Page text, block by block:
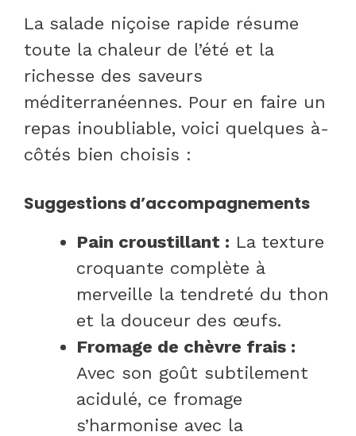
La salade niçoise rapide résume
toute la chaleur de l’été et la
richesse des saveurs
méditerranéennes. Pour en faire un
repas inoubliable, voici quelques à-
côtés bien choisis :
Suggestions d’accompagnements
Pain croustillant : La texture
croquante complète à
merveille la tendreté du thon
et la douceur des œufs.
Fromage de chèvre frais :
Avec son goût subtilement
acidulé, ce fromage
s’harmonise avec la